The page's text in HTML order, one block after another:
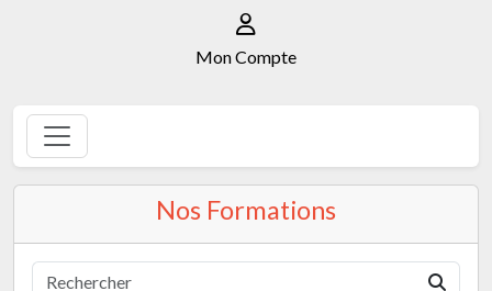
Mon Compte
Nos Formations